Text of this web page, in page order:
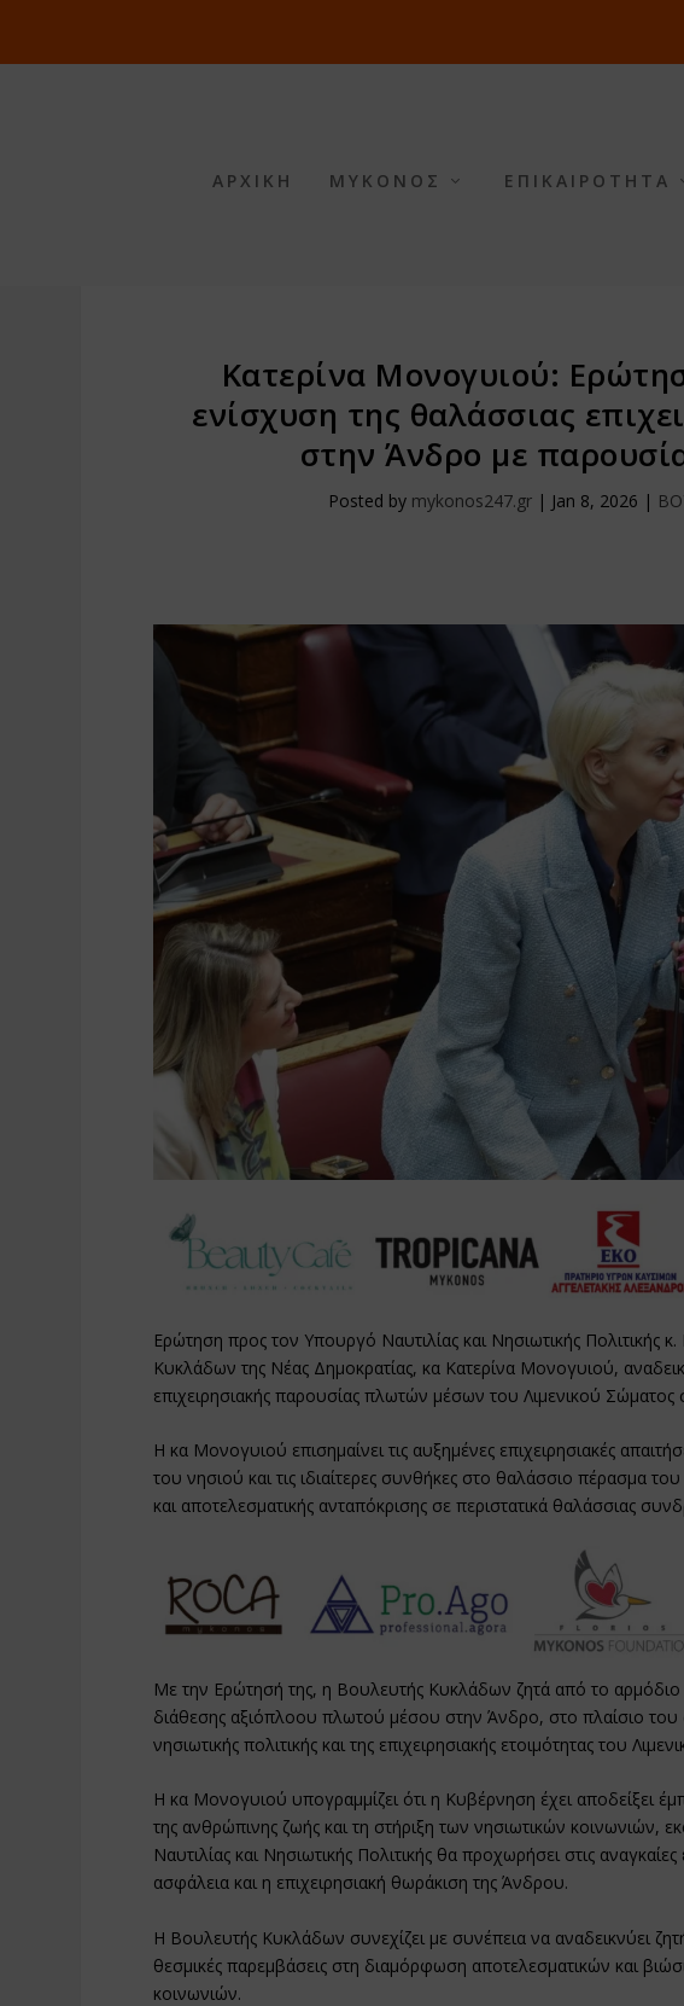
ΑΡΧΙΚΗ ΜΥΚΟΝΟΣ ΕΠΙΚΑΙΡΟΤΗΤΑ
Κατερίνα Μονογυιού:
ενίσχυση της θαλάσσιας
στην Άνδρο με
Posted by mykonos247.gr| Jan 8, 2026 |
Ερώτηση προς τον Υπουργό Ναυτιλίας και Νησιωτικής Πολιτικής
Κυκλάδων της Νέας Δημοκρατίας, κα Κατερίνα Μονογυιού,
επιχειρησιακής παρουσίας πλωτών μέσων του Λιμενικού Σώματος
Η κα Μονογυιού επισημαίνει τις αυξημένες επιχειρησιακές
του νησιού και τις ιδιαίτερες συνθήκες στο θαλάσσιο πέρασμα
και αποτελεσματικής ανταπόκρισης σε περιστατικά θαλάσσιας
Με την Ερώτησή της, η Βουλευτής Κυκλάδων ζητά από το αρμόδιο
διάθεσης αξιόπλοου πλωτού μέσου στην Άνδρο, στο πλαίσιο του
νησιωτικής πολιτικής και της επιχειρησιακής ετοιμότητας του
Η κα Μονογυιού υπογραμμίζει ότι η Κυβέρνηση έχει αποδείξει
της ανθρώπινης ζωής και τη στήριξη των νησιωτικών κοινωνιών,
Ναυτιλίας και Νησιωτικής Πολιτικής θα προχωρήσει στις
ασφάλεια και η επιχειρησιακή θωράκιση της Άνδρου.
Η Βουλευτής Κυκλάδων συνεχίζει με συνέπεια να αναδεικνύει
θεσμικές παρεμβάσεις στη διαμόρφωση αποτελεσματικών και
κοινωνιών.